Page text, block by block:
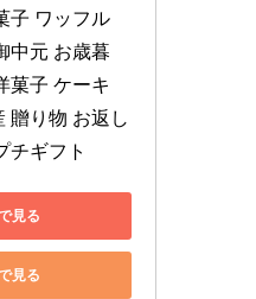
子 ワッフル
中元 お歳暮
菓子 ケーキ
贈り物 お返し
チギフト
見る
見る